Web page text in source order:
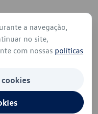
a navegação,
no site,
com nossas políticas